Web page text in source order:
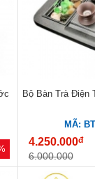
Bộ Bàn Trà Điện
MÃ:
4.250.000đ
6.000.000